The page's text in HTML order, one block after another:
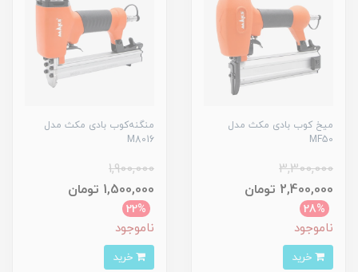
میخ کوب بادی مکث مدل
MF50
3,300,000
2,400,000 تومان
28%
ناموجود
منگنه‌کوب بادی مکث مدل
M8016
1,900,000
1,500,000 تومان
22%
ناموجود